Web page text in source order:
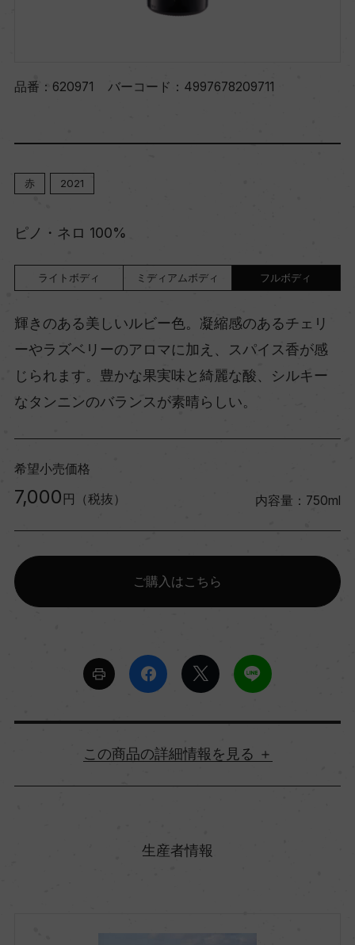
品番： 620971 バーコード： 4997678209711
赤 2021
ピノ・ネロ 100%
ライトボディ ミディアムボディ フルボディ
輝きのある美しいルビー色。凝縮感のあるチェリ
ーやラズベリーのアロマに加え、スパイス香が感
じられます。豊かな果実味と綺麗な酸、シルキー
なタンニンのバランスが素晴らしい。
希望小売価格
7,000 円（税抜） 内容量：750ml
ご購入はこちら
詳細情報
生産者情報